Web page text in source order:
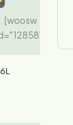
[woosw